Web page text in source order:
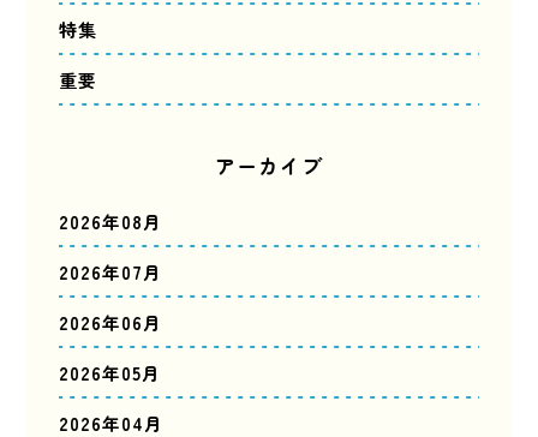
特集
重要
アーカイブ
2026年08月
2026年07月
2026年06月
2026年05月
2026年04月